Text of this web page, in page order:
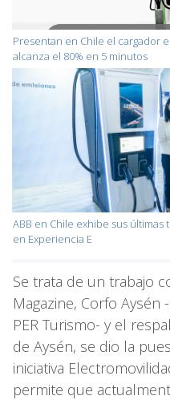
Presentan en Chile el cargador
alcanza el 80% en 5 minutos
ABB en Chile exhibe sus
en Experiencia E
Se trata de un trabajo
Magazine, Corfo
PER Turismo- y el
de Aysén, se dio la
iniciativa
permite que